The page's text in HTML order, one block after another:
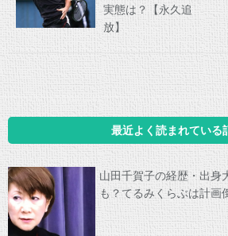
実態は？【永久追
放】
最近よく読まれている
山田千賀子の経歴・出身
も？てるみくらぶは計画